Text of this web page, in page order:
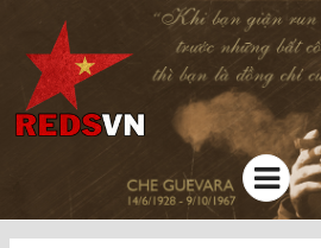
Kênh chia sẻ tri thức cộng đồng
Menu